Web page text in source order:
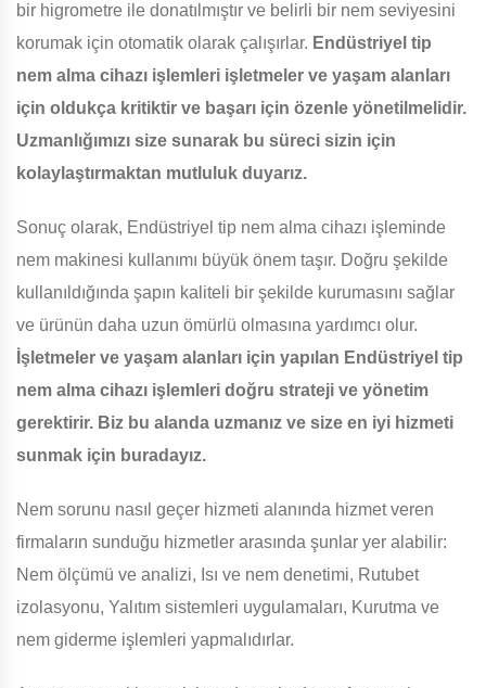
bir higrometre ile donatılmıştır ve belirli bir nem seviyesini
korumak için otomatik olarak çalışırlar. Endüstriyel tip
nem alma cihazı işlemleri işletmeler ve yaşam alanları
için oldukça kritiktir ve başarı için özenle yönetilmelidir.
Uzmanlığımızı size sunarak bu süreci sizin için
kolaylaştırmaktan mutluluk duyarız.
Sonuç olarak, Endüstriyel tip nem alma cihazı işleminde
nem makinesi kullanımı büyük önem taşır. Doğru şekilde
kullanıldığında şapın kaliteli bir şekilde kurumasını sağlar
ve ürünün daha uzun ömürlü olmasına yardımcı olur.
İşletmeler ve yaşam alanları için yapılan Endüstriyel tip
nem alma cihazı işlemleri doğru strateji ve yönetim
gerektirir. Biz bu alanda uzmanız ve size en iyi hizmeti
sunmak için buradayız.
Nem sorunu nasıl geçer hizmeti alanında hizmet veren
firmaların sunduğu hizmetler arasında şunlar yer alabilir:
Nem ölçümü ve analizi, Isı ve nem denetimi, Rutubet
izolasyonu, Yalıtım sistemleri uygulamaları, Kurutma ve
nem giderme işlemleri yapmalıdırlar.